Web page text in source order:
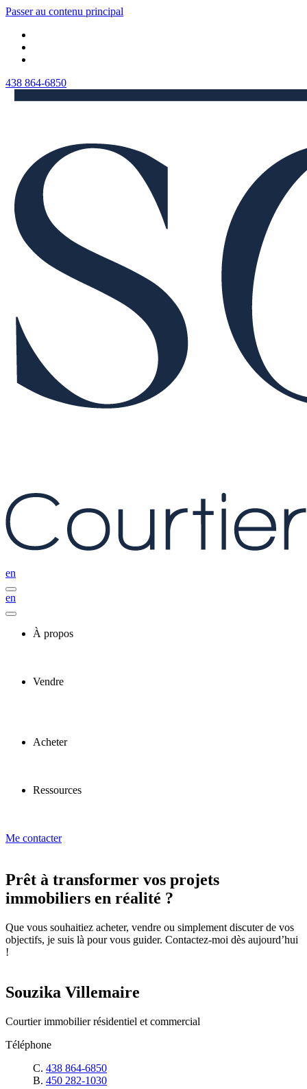
Passer au contenu principal
438 864-6850
en
en
À propos
Vendre
Acheter
Ressources
Me contacter
Prêt à transformer vos projets
immobiliers en réalité ?
Que vous souhaitiez acheter, vendre ou simplement discuter de vos
objectifs, je suis là pour vous guider. Contactez-moi dès aujourd’hui
!
Souzika Villemaire
Courtier immobilier résidentiel et commercial
Téléphone
C. 438 864-6850
B. 450 282-1030